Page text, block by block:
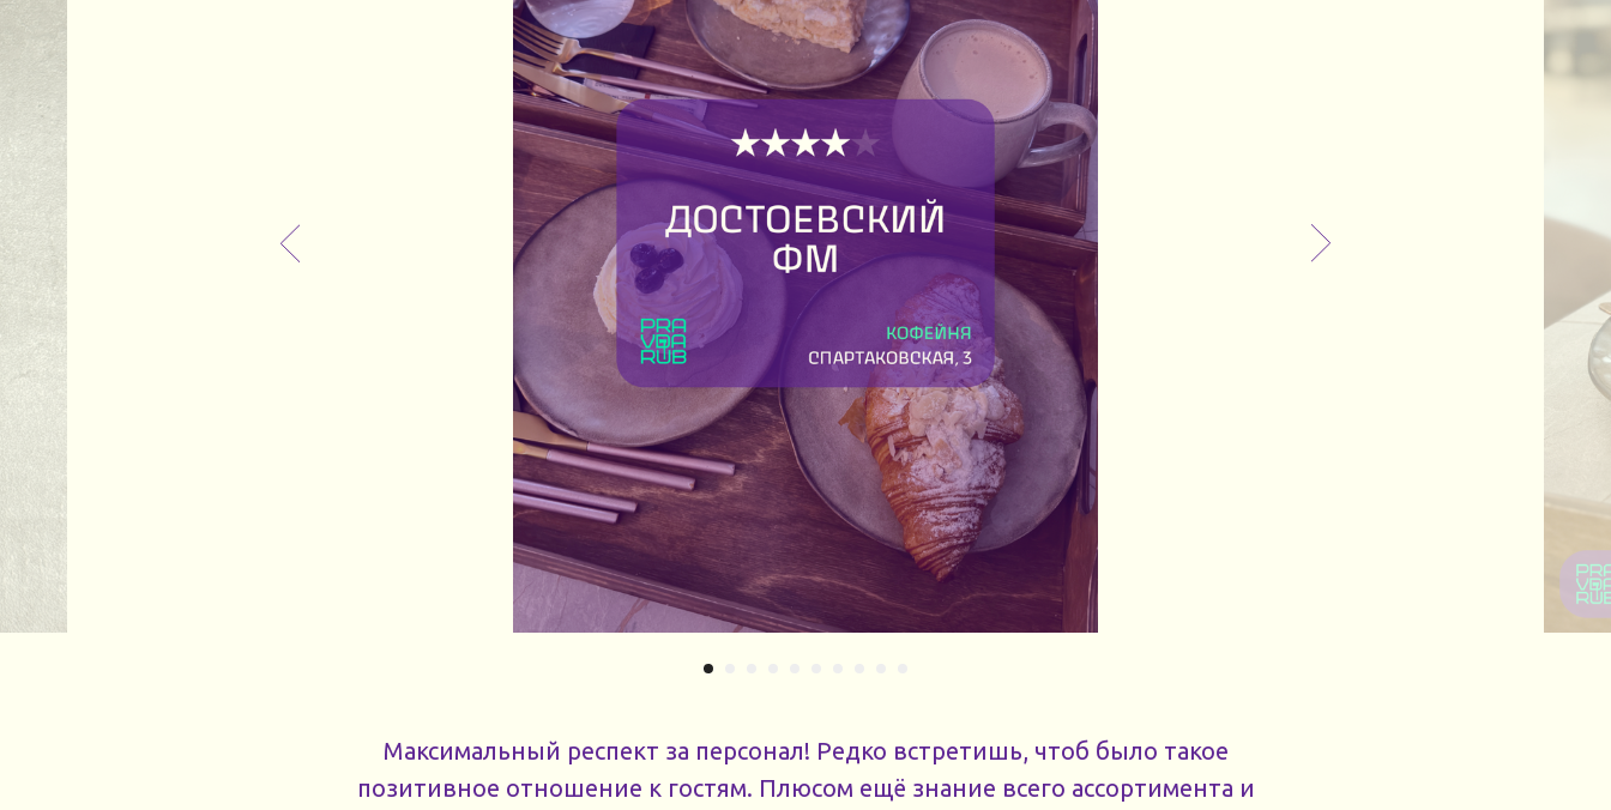
Максимальный респект за персонал! Редко встретишь, чтоб было такое
позитивное отношение к гостям. Плюсом ещё знание всего ассортимента и